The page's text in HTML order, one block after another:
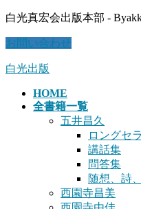
コ
テ
ツ
ナ
ゲ
シ
白光真宏会出版本部 -
お問い合わせ
白光出版
HOME
全書籍一覧
五井昌久
ロングセ
講話集
問答集
随想、詩
西園寺昌美